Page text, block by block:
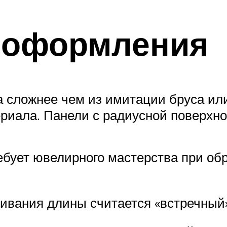
чем из имитации бруса
Панели с радиусной
ювелирного мастерства при
длины считается